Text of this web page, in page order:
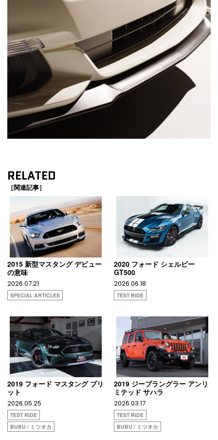
RELATED
［関連記事］
2015 新型マスタング デビュー
の意味
2026.07.21
SPECIAL ARTICLES
2020 フォード シェルビー
GT500
2026.06.18
TEST RIDE
2019 フォード マスタング ブリ
ット
2026.05.25
TEST RIDE
BUBU / ミツオカ
2019 ジープラングラー アンリ
ミテッド サハラ
2026.03.17
TEST RIDE
BUBU / ミツオカ